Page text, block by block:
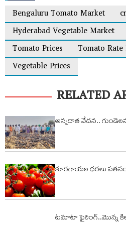
Bengaluru Tomato Market
Hyderabad Vegetable Market
Tomato Prices
Tomato
Vegetable Prices
RELATED
అన్నదాత వేదన..
కూర‌గాయ‌ల ధ‌ర‌లు
టమాటా ఫైరింగ్..మొన్న